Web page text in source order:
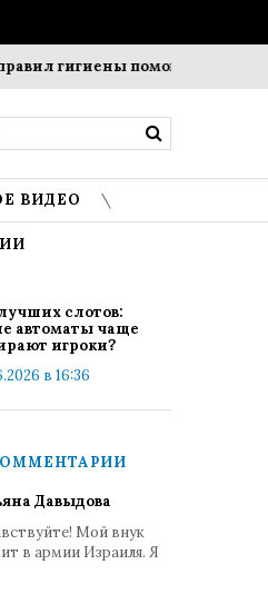
гигиены помогает
ВИДЕО
слотов:
автоматы чаще
игроки?
в 16:36
Давыдова
Мой внук
в армии Израиля. Я